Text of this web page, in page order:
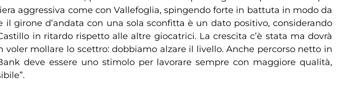
aggressiva come con Vallefoglia, spingendo forte in battuta in modo da
girone d’andata con una sola sconfitta è un dato positivo, considerando
in ritardo rispetto alle altre giocatrici. La crescita c’è stata ma dovrà
mollare lo scettro: dobbiamo alzare il livello. Anche percorso netto in
deve essere uno stimolo per lavorare sempre con maggiore qualità,